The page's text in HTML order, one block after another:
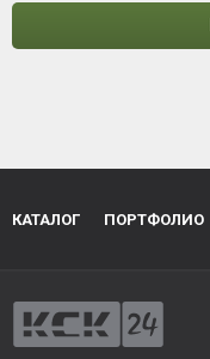
КАТАЛОГ ПОРТФОЛИО